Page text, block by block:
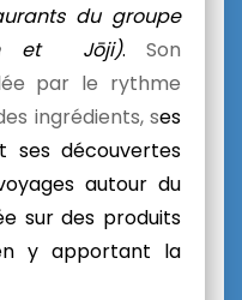
du groupe
et Jōji). Son
par le rythme
ingrédients, ses
ses découvertes
autour du
sur des produits
y apportant la